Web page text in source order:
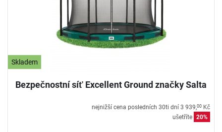
Skladem
Bezpečnostní síť Excellent Ground značky Salta
nejnižší cena posledních 30ti dní 3 939,00 Kč
ušetříte 20%